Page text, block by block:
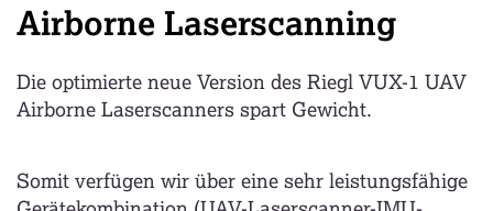
Airborne Laserscanning
Die optimierte neue Version des Riegl VUX-1 UAV
Airborne Laserscanners spart Gewicht.
Somit verfügen wir über eine sehr leistungsfähige